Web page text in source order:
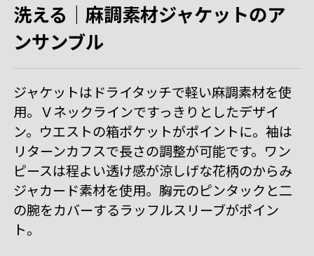
洗える｜麻調素材ジャケットのア
ンサンブル
ジャケットはドライタッチで軽い麻調素材を使
用。Ｖネックラインですっきりとしたデザイ
ン。ウエストの箱ポケットがポイントに。袖は
リターンカフスで長さの調整が可能です。ワン
ピースは程よい透け感が涼しげな花柄のからみ
ジャカード素材を使用。胸元のピンタックと二
の腕をカバーするラッフルスリーブがポイン
ト。